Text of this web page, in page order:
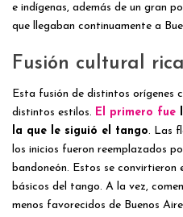
e indígenas, además de un gran
que llegaban continuamente a
Fusión cultural rica
Esta fusión de distintos orígenes
distintos estilos. El primero fue
la que le siguió el tango. Las
los inicios fueron reemplazados
bandoneón. Estos se convirtieron
básicos del tango. A la vez,
menos favorecidos de Buenos